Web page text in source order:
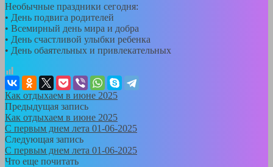
Необычные праздники сегодня:
• День подвига родителей
• Всемирный день мира и добра
• День счастливой улыбки ребенка
• День обаятельных и привлекательных
Как отдыхаем в июне 2025
Предыдущая запись
Как отдыхаем в июне 2025
С первым днем лета 01-06-2025
Следующая запись
С первым днем лета 01-06-2025
Что еще почитать